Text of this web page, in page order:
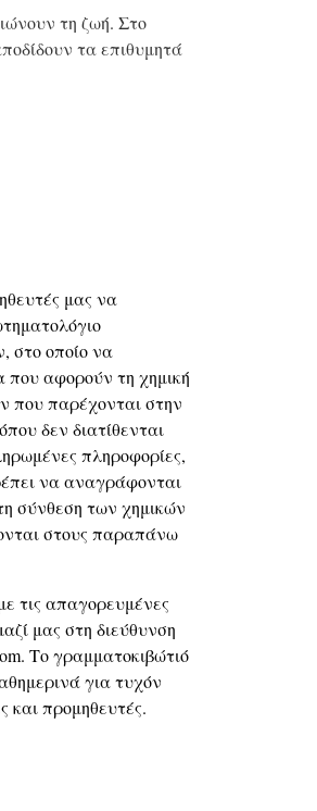
τη ζωή. Στο
τα επιθυμητά
μας να
στο οποίο να
που αφορούν τη χημική
που παρέχονται στην
δεν διατίθενται
πληροφορίες,
να αναγράφονται
σύνθεση των χημικών
στους παραπάνω
τις απαγορευμένες
μας στη διεύθυνση
. Το γραμματοκιβώτιό
για τυχόν
προμηθευτές.